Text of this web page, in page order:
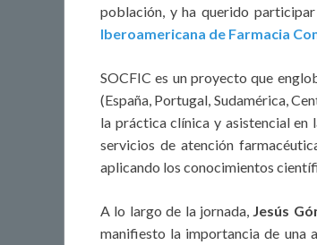
población, y ha querido
Iberoamericana de Farmacia
SOCFIC es un proyecto que
(España, Portugal, Sudamérica,
la práctica clínica y asistencial en
servicios de atención
aplicando los conocimientos
A lo largo de la jornada, Jesús
manifiesto la importancia de una